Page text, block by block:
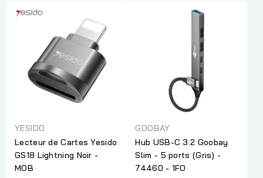
YESIDO
Lecteur de Cartes Yesido
GS18 Lightning Noir -
MOB
GOOBAY
Hub USB-C 3.2 Goobay
Slim - 5 ports (Gris) -
74460 - 1FO